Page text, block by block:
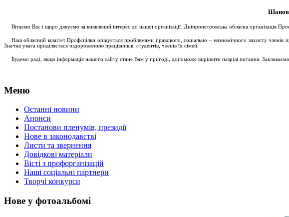
Вітаємо Вас і щиро дякуємо за виявлений інтерес до нашої організації. Дніпропетровська обласна організація
Наш обласний комітет Профспілки опікується проблемами правового, соціально – економічного захисту членів
Значна увага приділяється оздоровленню працівників, студентів, членів їх сімей.
Будемо раді, якщо інформація нашого сайту стане Вам у пригоді, допоможе вирішити назрілі питання.
Меню
Останні новини
Анонси
Постанови пленумів, президії
Нове в законодавстві
Листи та звернення
Довідкові матеріали
Вісті з профорганізацій
Наші соціальні партнери
Творчі конкурси
Нове у фотоальбомі